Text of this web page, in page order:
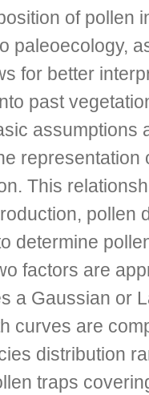
of pollen
paleoecology,
for better
past
assumptions
representation
This
pollen
determine
factors are
a Gaussian or
curves are
distribution
traps